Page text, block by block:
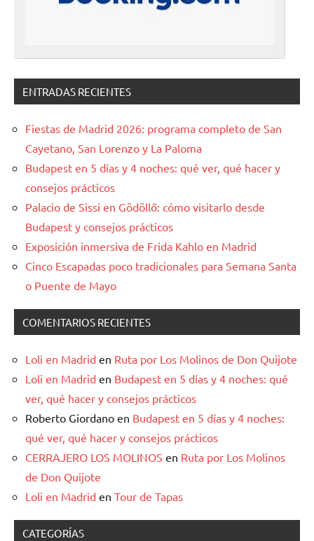
ENTRADAS RECIENTES
Fiestas de Madrid 2026: programa completo de San
Cayetano, San Lorenzo y La Paloma
Budapest en 5 días y 4 noches: qué ver, qué hacer y
consejos prácticos
Palacio de Sissi en Gödöllő: cómo visitarlo desde
Budapest y consejos prácticos
Exposición inmersiva de Frida Kahlo en Madrid
Cinco Escapadas poco tradicionales para Semana Santa
o Puente de Mayo
COMENTARIOS RECIENTES
Loli en Madrid en Ruta por Los Molinos de Don Quijote
Loli en Madrid en Budapest en 5 días y 4 noches: qué
ver, qué hacer y consejos prácticos
Roberto Giordano en Budapest en 5 días y 4 noches:
qué ver, qué hacer y consejos prácticos
CERRAJERO LOS MOLINOS en Ruta por Los Molinos
de Don Quijote
Loli en Madrid en Tour de Tapas
CATEGORÍAS